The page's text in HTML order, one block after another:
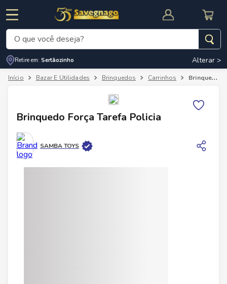
CUPOM DE DESCONTO
O que você deseja?
Retire em: Sertãozinho Alterar >
Bazar E Utilidades Brinquedos Carrinhos Brinquedo Força Tarefa Policia
Brinquedo Força Tarefa Policia
SAMBA TOYS
Termos mais buscados
3º
cerveja
4º
carne
5º arroz